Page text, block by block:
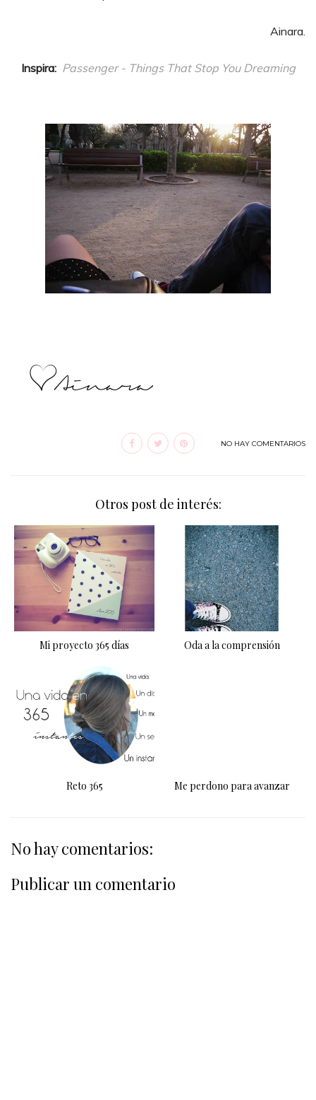
Ainara.
Inspira: Passenger - Things That Stop You Dreaming
NO HAY COMENTARIOS
Otros post de interés:
Mi proyecto 365 días Oda a la comprensión
Reto 365 Me perdono para avanzar
No hay comentarios:
Publicar un comentario